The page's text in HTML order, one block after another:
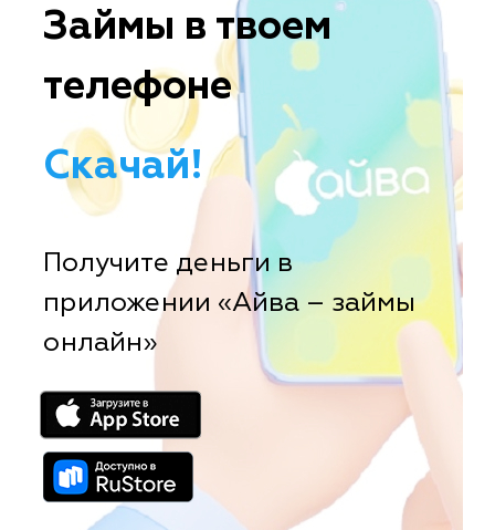
Займы в твоем
телефоне
Скачай!
Получите деньги в
приложении «Айва – займы
онлайн»